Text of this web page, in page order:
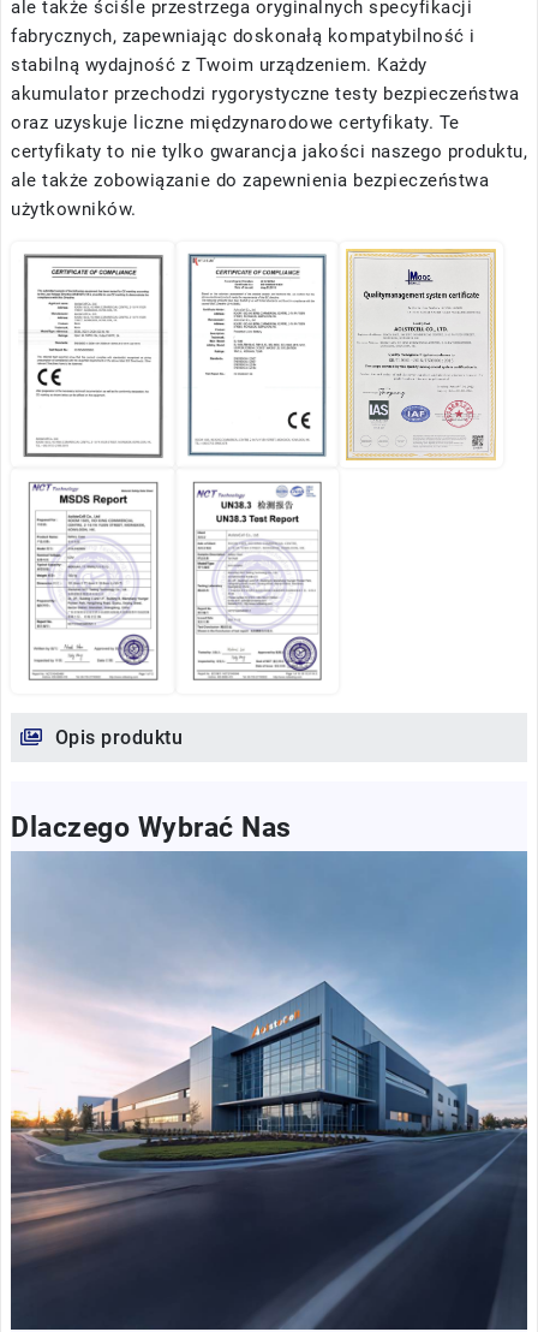
ale także ściśle przestrzega oryginalnych specyfikacji
fabrycznych, zapewniając doskonałą kompatybilność i
stabilną wydajność z Twoim urządzeniem. Każdy
akumulator przechodzi rygorystyczne testy bezpieczeństwa
oraz uzyskuje liczne międzynarodowe certyfikaty. Te
certyfikaty to nie tylko gwarancja jakości naszego produktu,
ale także zobowiązanie do zapewnienia bezpieczeństwa
użytkowników.
Opis produktu
Dlaczego Wybrać Nas